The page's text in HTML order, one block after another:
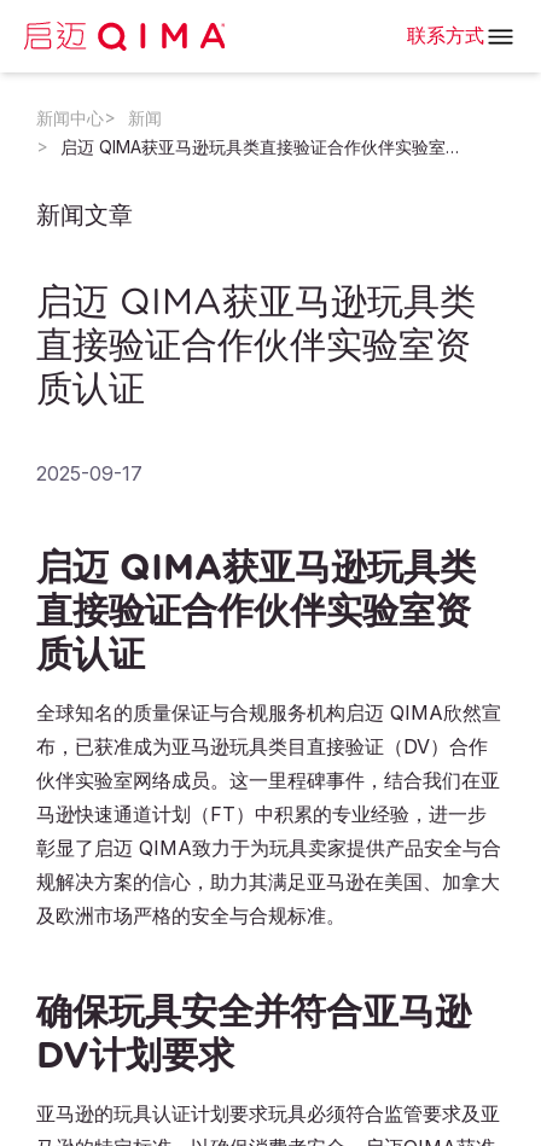
联系方式
新闻中心
新闻
启迈 QIMA获亚马逊玩具类直接验证合作伙伴实验室资质认证
新闻文章
启迈 QIMA获亚马逊玩具类
直接验证合作伙伴实验室资
质认证
2025-09-17
启迈 QIMA获亚马逊玩具类
直接验证合作伙伴实验室资
质认证
全球知名的质量保证与合规服务机构启迈 QIMA欣然宣
布，已获准成为亚马逊玩具类目直接验证（DV）合作
伙伴实验室网络成员。这一里程碑事件，结合我们在亚
马逊快速通道计划（FT）中积累的专业经验，进一步
彰显了启迈 QIMA致力于为玩具卖家提供产品安全与合
规解决方案的信心，助力其满足亚马逊在美国、加拿大
及欧洲市场严格的安全与合规标准。
确保玩具安全并符合亚马逊
DV计划要求
亚马逊的玩具认证计划要求玩具必须符合监管要求及亚